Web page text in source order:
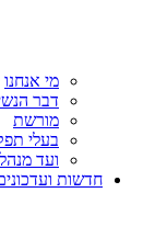
מי אנחנו
דבר
מורשת
בעלי
ועד מנהל
חדשות